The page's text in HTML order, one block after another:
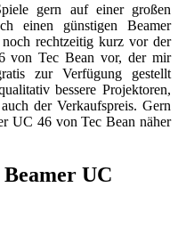
gern auf einer großen
einen günstigen Beamer
rechtzeitig kurz vor der
von Tec Bean vor, der mir
zur Verfügung gestellt
bessere Projektoren,
der Verkaufspreis. Gern
UC 46 von Tec Bean näher
UC